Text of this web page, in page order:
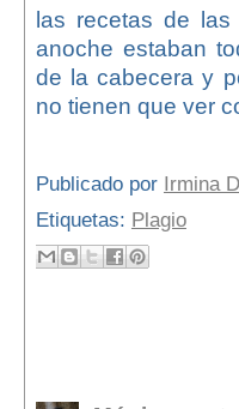
las recetas de las
anoche estaban
de la cabecera y
no tienen que ver
Publicado por Irmina
Etiquetas: Plagio